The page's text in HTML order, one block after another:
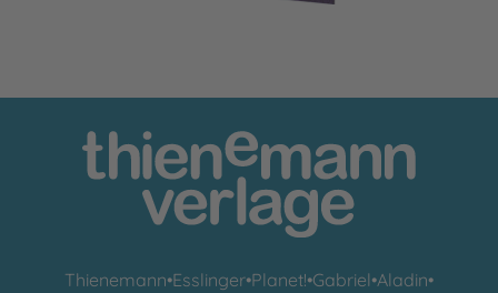
Thienemann•Esslinger•Planet!•Gabriel•Aladin•